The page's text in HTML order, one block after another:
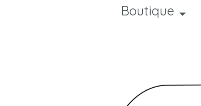
Boutique